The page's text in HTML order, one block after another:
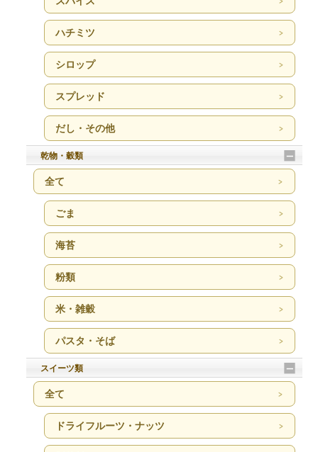
ハチミツ
シロップ
スプレッド
だし・その他
乾物・穀類
全て
ごま
海苔
粉類
米・雑穀
パスタ・そば
スイーツ類
全て
ドライフルーツ・ナッツ